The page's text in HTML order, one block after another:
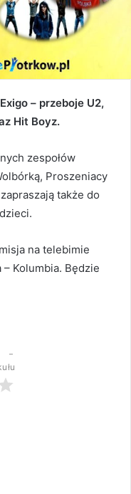
– przeboje U2,
Hit Boyz.
zespołów
Proszeniacy
także do
na telebimie
Kolumbia. Będzie